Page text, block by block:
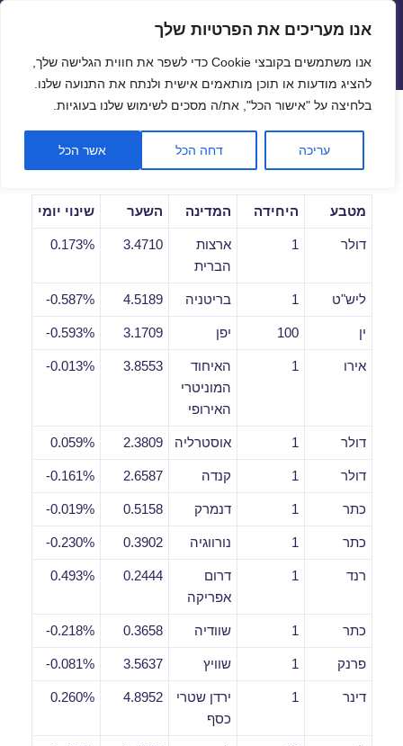
פתח
אנו מעריכים את הפרטיות שלך
אנו משתמשים בקובצי Cookie כדי לשפר את חווית הגלישה שלך,
להציג מודעות או תוכן מותאמים אישית ולנתח את התנועה שלנו.
בלחיצה על "אישור הכל", את/ה מסכים לשימוש שלנו בעוגיות.
עריכה דחה הכל אשר הכל
שערי חליפין יציגים – שער יציג
תפריטים
ווידג'טים
שערי חליפין יומיים לתאריך
09/01/2020
מטבע היחידה המדינה השער שינוי יומי
דולר 1
ארצות
הברית
3.4710
0.173%
ליש"ט 1 בריטניה 4.5189
0.587%-
ין 100 יפן 3.1709
0.593%-
אירו 1
האיחוד
המוניטרי
האירופי
3.8553
0.013%-
דולר 1 אוסטרליה 2.3809
0.059%
דולר 1 קנדה 2.6587
0.161%-
כתר 1 דנמרק 0.5158
0.019%-
כתר 1 נורווגיה 0.3902
0.230%-
רנד 1
דרום
אפריקה
0.2444
0.493%
כתר 1 שוודיה 0.3658
0.218%-
פרנק 1 שוויץ 3.5637
0.081%-
דינר 1
ירדן שטרי
כסף
4.8952
0.260%